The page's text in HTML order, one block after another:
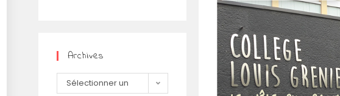
Archives
Archives
Sélectionner un